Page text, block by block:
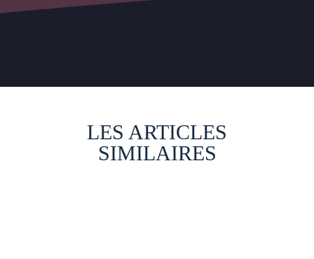
LES ARTICLES
SIMILAIRES